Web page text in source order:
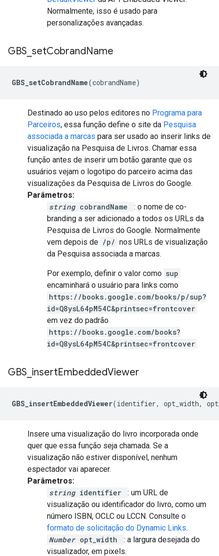
Normalmente, isso é usado para
personalizações avançadas.
GBS setCobrandName
GBS_setCobrandName(cobrandName)
Destinado ao uso pelos editores no Programa para
Parceiros, essa função define o site da Pesquisa
associada a marcas para ser usado ao inserir links de
visualização na Pesquisa de Livros. Chamar essa
função antes de inserir um botão garante que os
usuários vejam o logotipo do parceiro acima das
visualizações da Pesquisa de Livros do Google.
Parâmetros:
stringcobrandName
: o nome de co-
branding a ser adicionado a todos os URLs da
Pesquisa de Livros do Google. Normalmente
vem depois de /p/ nos URLs de visualização
da Pesquisa associada a marcas.
Por exemplo, definir o valor como sup
encaminhará o usuário para links como
https://books.google.com/books/p/sup?
id=Q8ysL64pM54C&printsec=frontcover
em vez do padrão
https://books.google.com/books?
id=Q8ysL64pM54C&printsec=frontcover
GBS insertEmbeddedViewer
GBS_insertEmbeddedViewer(identifier, opt_width,
Insere uma visualização do livro incorporada onde
quer que essa função seja chamada. Se a
visualização não estiver disponível, nenhum
espectador vai aparecer.
Parâmetros:
stringidentifier
: um URL de
visualização ou identificador do livro, como um
número ISBN, OCLC ou LCCN. Consulte o
formato de solicitação do Dynamic Links.
Numberopt_width
: a largura desejada do
visualizador, em pixels.